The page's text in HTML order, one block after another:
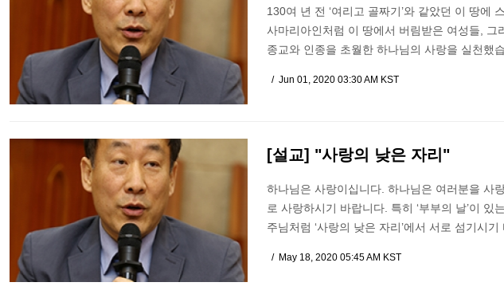
130여 년 전 ‘여리고 골짜기’와 같았던 이 땅에
사마리아인처럼 이 땅에서 버림받은 여성들,
종교와 인종을 초월한 하나님의 사랑을 실천했
Jun 01, 2020 03:30 AM KST
[설교] "사랑의 낮은 자리"
하나님은 사랑이십니다. 하나님은 여러분을 사
로 사랑하시기 바랍니다. 특히 ‘부부의 날’이
주님처럼 ‘사랑의 낮은 자리’에서 서로 섬기시
May 18, 2020 05:45 AM KST